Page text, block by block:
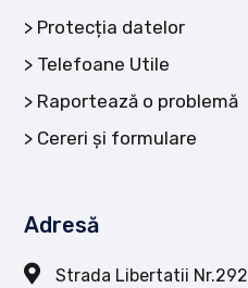
Protecția datelor
Telefoane Utile
Raportează o problemă
Cereri și formulare
Adresă
Strada Libertatii Nr.292